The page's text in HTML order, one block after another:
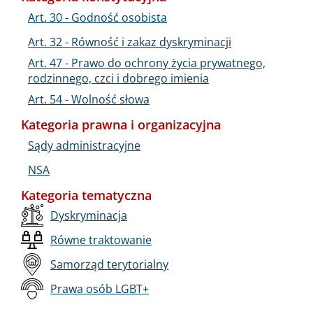
Art. 30 - Godność osobista
Art. 32 - Równość i zakaz dyskryminacji
Art. 47 - Prawo do ochrony życia prywatnego,
rodzinnego, czci i dobrego imienia
Art. 54 - Wolność słowa
Kategoria prawna i organizacyjna
Sądy administracyjne
NSA
Kategoria tematyczna
Dyskryminacja
Równe traktowanie
Samorząd terytorialny
Prawa osób LGBT+